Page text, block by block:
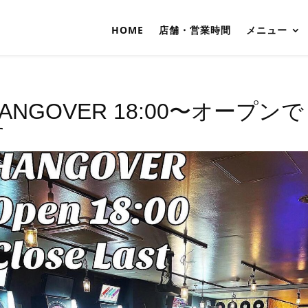
HOME 店舗・営業時間 メニュー
18:00〜オープンで